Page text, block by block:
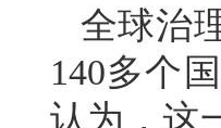
全球治
140多个
认为，这